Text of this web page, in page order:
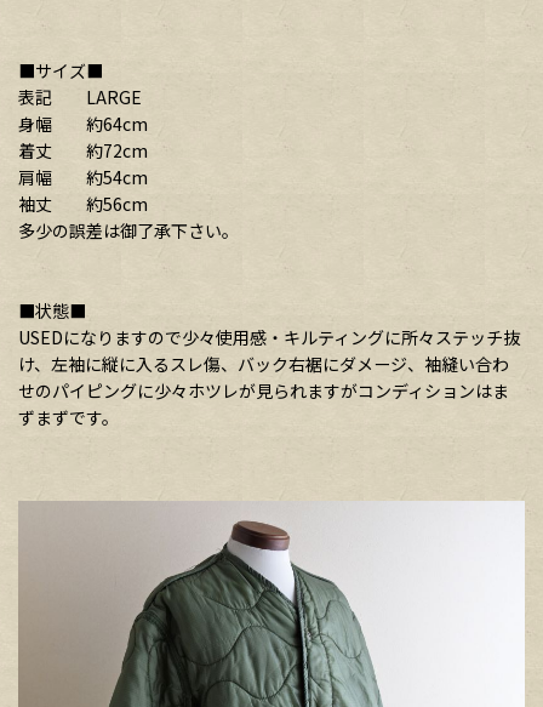
■サイズ■
表記 LARGE
身幅 約64cm
着丈 約72cm
肩幅 約54cm
袖丈 約56cm
多少の誤差は御了承下さい。
■状態■
USEDになりますので少々使用感・キルティングに所々ステッチ抜
け、左袖に縦に入るスレ傷、バック右裾にダメージ、袖縫い合わ
せのパイピングに少々ホツレが見られますがコンディションはま
ずまずです。